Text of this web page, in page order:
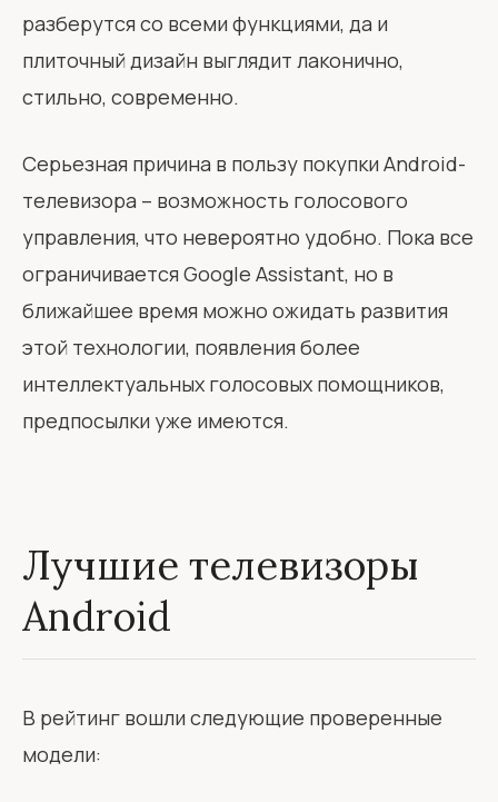
разберутся со всеми функциями, да и
плиточный дизайн выглядит лаконично,
стильно, современно.
Серьезная причина в пользу покупки Android-
телевизора – возможность голосового
управления, что невероятно удобно. Пока все
ограничивается Google Assistant, но в
ближайшее время можно ожидать развития
этой технологии, появления более
интеллектуальных голосовых помощников,
предпосылки уже имеются.
Лучшие телевизоры
Android
В рейтинг вошли следующие проверенные
модели: